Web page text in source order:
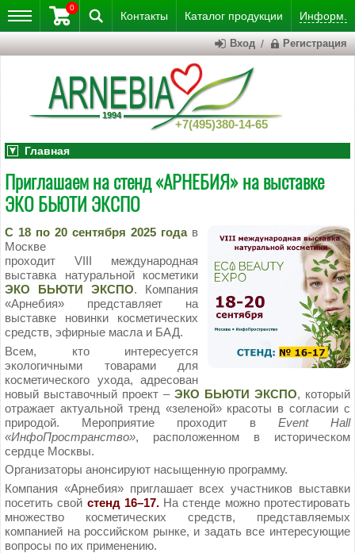
Контакты Каталог продукции Информ.
+7(495)380-14-65
0
Вход / Регистрация
Главная
Приглашаем на стенд «АРНЕБИЯ» на выставке
ЭКО БЬЮТИ ЭКСПО
С 18 по 20 сентября 2025 годав
Москве
проходит VIII международная
выставка натуральной косметики
ЭКО БЬЮТИ ЭКСПО. Компания
«Арнебия» представляет на
выставке новинки косметических
средств, эфирные масла и БАД.
Всем, кто интересуется
экологичными товарами для
косметического ухода, адресован
новый выставочный проект – ЭКО БЬЮТИ ЭКСПО, который
отражает актуальной тренд «зеленой» красоты в согласии с
природой. Мероприятие проходит в Event Hall
«ИнфоПространство», расположенном в историческом
сердце Москвы.
Организаторы анонсируют насыщенную программу.
Компания «Арнебия» приглашает всех участников выставки
посетить свой стенд 16–17.На стенде можно протестировать
множество косметических средств, представляемых
компанией на российском рынке, и задать все интересующие
вопросы по их применению.